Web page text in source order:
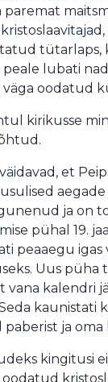
paremat
tütarlaps,
lubati
väga oodatud
kirikusse
et
ja on
pühal 19.
peaaegu igas
Uus
vana kalendri
kaunistati
paberist ja
kingitusi